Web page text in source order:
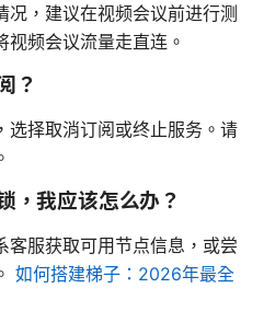
况，建议在视频会议前进行测
频会议流量走直连。
？
选择取消订阅或终止服务。请
，我应该怎么办？
客服获取可用节点信息，或尝
如何搭建梯子：2026年最全